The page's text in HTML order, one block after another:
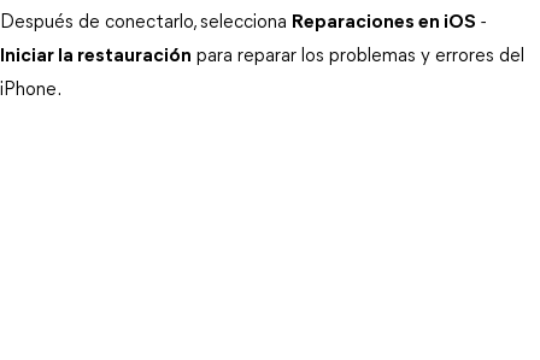
Después de conectarlo, selecciona Reparaciones en iOS
Iniciar la restauración para reparar los problemas y errores del
iPhone.